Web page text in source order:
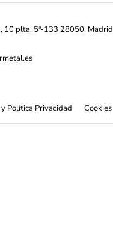
10 plta. 5ª-133 28050,
Política Privacidad Cookies